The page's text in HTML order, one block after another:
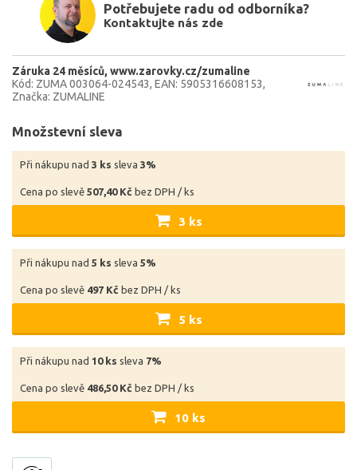
Potřebujete radu od odborníka?
Kontaktujte nás zde
Záruka 24 měsíců www.zarovky.cz/zumaline
Kód: ZUMA 003064-024543 EAN: 5905316608153
Značka: ZUMALINE
Množstevní sleva
Při nákupu nad 3 ks sleva 3%
Cena po slevě 507,40 Kč bez DPH / ks
3 ks
Při nákupu nad 5 ks sleva 5%
Cena po slevě 497 Kč bez DPH / ks
5 ks
Při nákupu nad 10 ks sleva 7%
Cena po slevě 486,50 Kč bez DPH / ks
10 ks